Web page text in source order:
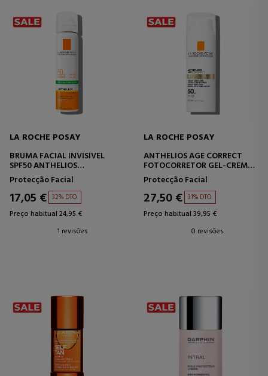
LA ROCHE POSAY
BRUMA FACIAL INVISÍVEL
SPF50 ANTHELIOS
ANTIBRILHO
Protecção Facial
17,05 € 32% DTO.
Preço habitual 24,95 €
1 revisões
LA ROCHE POSAY
ANTHELIOS AGE CORRECT
FOTOCORRETOR GEL-CREME
FPS 50
Protecção Facial
27,50 € 31% DTO.
Preço habitual 39,95 €
0 revisões